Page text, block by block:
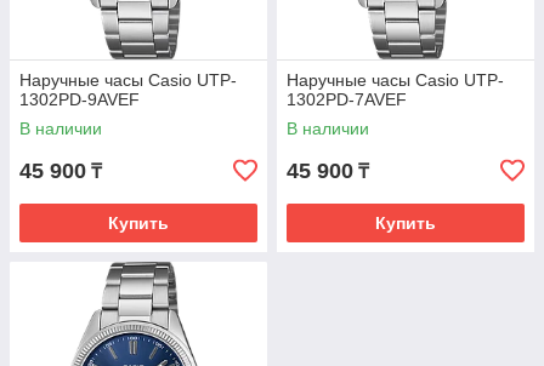
Наручные часы Casio UTP-
1302PD-9AVEF
В наличии
45 900 ₸
Купить
Наручные часы Casio UTP-
1302PD-7AVEF
В наличии
45 900 ₸
Купить